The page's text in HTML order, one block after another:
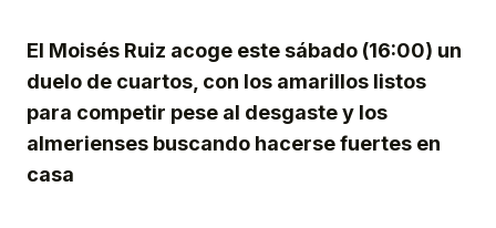
El Moisés Ruiz acoge este sábado (16:00) un
duelo de cuartos, con los amarillos listos
para competir pese al desgaste y los
almerienses buscando hacerse fuertes en
casa